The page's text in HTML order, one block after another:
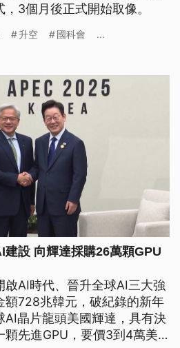
3個月後正式開始取像。
升空 國科會 ...
設 向輝達採購26萬顆GPU
AI時代、晉升全球AI三大強
額728兆韓元，破紀錄的新年
AI晶片龍頭美國輝達，具有決
顆先進GPU，要價3到4萬美